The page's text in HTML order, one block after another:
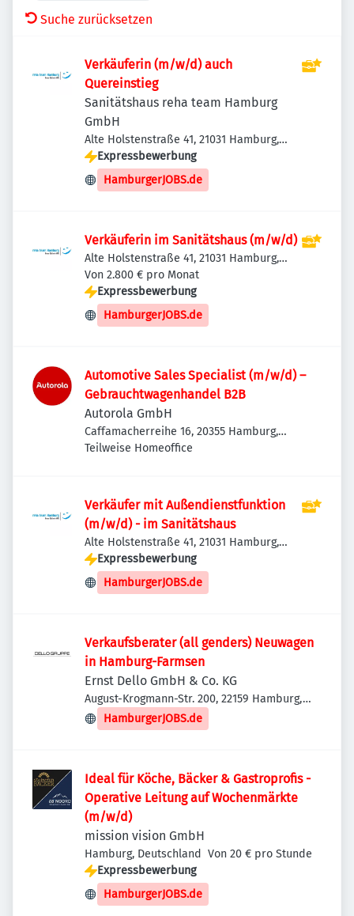
Suche zurücksetzen
Verkäuferin (m/w/d) auch
Quereinstieg
Sanitätshaus reha team Hamburg
GmbH
Alte Holstenstraße 41, 21031 Hamburg,
Deutschland
Expressbewerbung
HamburgerJOBS.de
Verkäuferin im Sanitätshaus (m/w/d)
Alte Holstenstraße 41, 21031 Hamburg,
Deutschland
Von 2.800 € pro Monat
Expressbewerbung
HamburgerJOBS.de
Automotive Sales Specialist (m/w/d) –
Gebrauchtwagenhandel B2B
Autorola GmbH
Caffamacherreihe 16, 20355 Hamburg,
Deutschland
Teilweise Homeoffice
Verkäufer mit Außendienstfunktion
(m/w/d) - im Sanitätshaus
Alte Holstenstraße 41, 21031 Hamburg,
Deutschland
Expressbewerbung
HamburgerJOBS.de
Verkaufsberater (all genders) Neuwagen
in Hamburg-Farmsen
Ernst Dello GmbH & Co. KG
August-Krogmann-Str. 200, 22159 Hamburg,
Deutschland
HamburgerJOBS.de
Ideal für Köche, Bäcker & Gastroprofis -
Operative Leitung auf Wochenmärkte
(m/w/d)
mission vision GmbH
Hamburg, Deutschland
Von 20 € pro Stunde
Expressbewerbung
HamburgerJOBS.de